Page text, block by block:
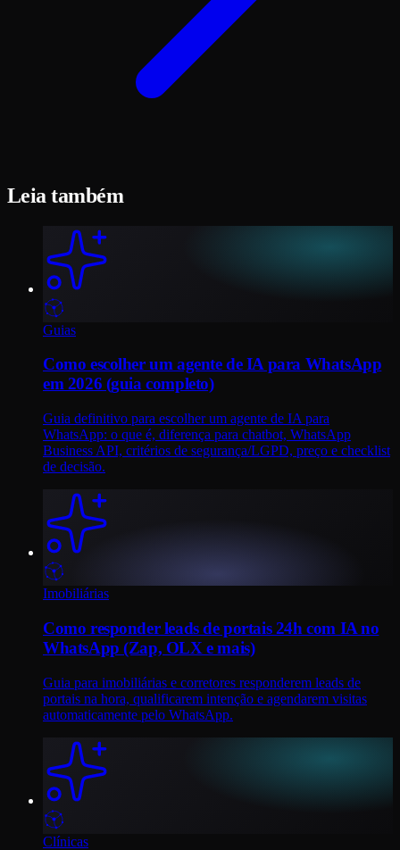
Leia também
Guias
Como escolher um agente de IA para WhatsApp
em 2026 (guia completo)
Guia definitivo para escolher um agente de IA para
WhatsApp: o que é, diferença para chatbot, WhatsApp
Business API, critérios de segurança/LGPD, preço e checklist
de decisão.
Imobiliárias
Como responder leads de portais 24h com IA no
WhatsApp (Zap, OLX e mais)
Guia para imobiliárias e corretores responderem leads de
portais na hora, qualificarem intenção e agendarem visitas
automaticamente pelo WhatsApp.
Clínicas